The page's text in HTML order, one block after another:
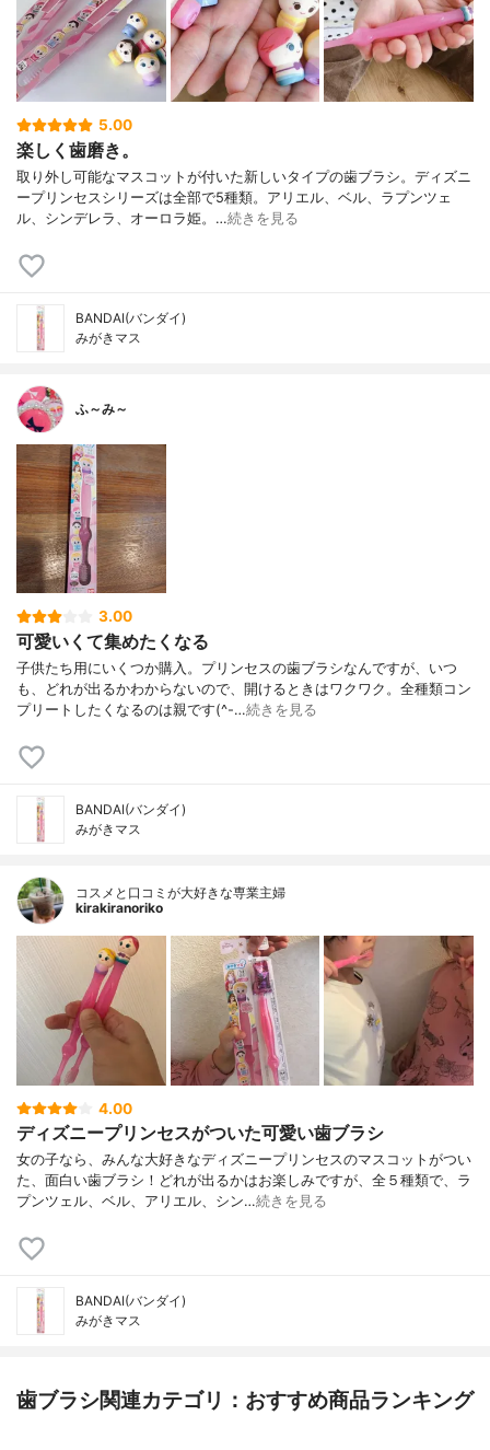
5.00
楽しく歯磨き。
取り外し可能なマスコットが付いた新しいタイプの歯ブラシ。 ディズニ
ープリンセスシリーズは全部で5種類。 アリエル、ベル、ラプンツェ
ル、シンデレラ、オーロラ姫。 …続きを見る
BANDAI(バンダイ)
みがきマス
ふ～み～
3.00
可愛いくて集めたくなる
子供たち用にいくつか購入。プリンセスの歯ブラシなんですが、いつ
も、どれが出るかわからないので、開けるときはワクワク。全種類コン
プリートしたくなるのは親です(^-…続きを見る
BANDAI(バンダイ)
みがきマス
コスメと口コミが大好きな専業主婦
kirakiranoriko
4.00
ディズニープリンセスがついた可愛い歯ブラシ
女の子なら、みんな大好きなディズニープリンセスのマスコットがつい
た、面白い歯ブラシ！どれが出るかはお楽しみですが、全５種類で、ラ
プンツェル、ベル、アリエル、シン…続きを見る
BANDAI(バンダイ)
みがきマス
歯ブラシ関連カテゴリ：おすすめ商品ランキング